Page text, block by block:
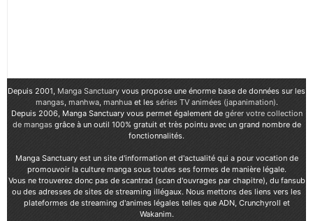
Depuis 2001, Manga Sanctuary vous propose une énorme base de données sur les
mangas, manhwa, manhuaet les séries TV animées (japanimation).
Depuis 2006, Manga Sanctuary vous permet également de gérer votre collection
de mangasgrâce à un outil 100% gratuit et très pointu avec un grand nombre de
fonctionnalités.
Manga Sanctuary est un site d'information et d'actualité qui a pour vocation de
promouvoir la culture manga sous toutes ses formes de manière légale.
Vous ne trouverez donc pas de scantrad (scan d'ouvrages par chapitre), du fansub
ou des adresses de sites de streaming illégaux. Nous mettons des liens vers les
plateformes de streaming d'animes légales telles que ADN, Crunchyroll et
Wakanim.